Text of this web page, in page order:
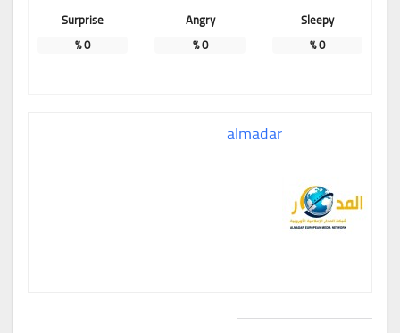
Sleepy
0
%
Angry
0
%
Surprise
0
%
almadar